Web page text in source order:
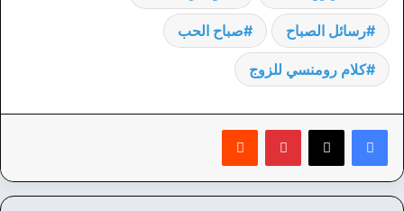
رسائل الصباح صباح الحب
كلام رومنسي للزوج
بينتيريست